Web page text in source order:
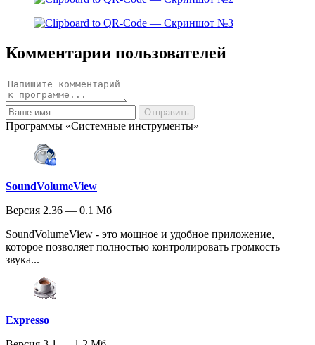
Комментарии пользователей
Программы «Системные инструменты»
SoundVolumeView
Версия 2.36 — 0.1 Мб
SoundVolumeView - это мощное и удобное приложение,
которое позволяет полностью контролировать громкость
звука...
Expresso